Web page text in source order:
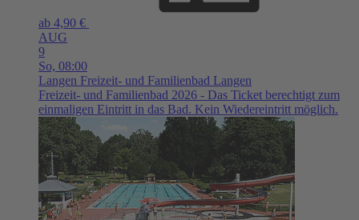
ab 4,90 €
AUG
9
So, 08:00
Langen Freizeit- und Familienbad Langen
Freizeit- und Familienbad 2026 - Das Ticket berechtigt zum
einmaligen Eintritt in das Bad. Kein Wiedereintritt möglich.